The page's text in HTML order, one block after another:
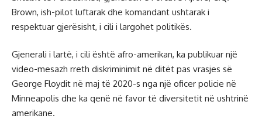
Brown, ish-pilot luftarak dhe komandant ushtarak i
respektuar gjerësisht, i cili i largohet politikës.
Gjenerali i lartë, i cili është afro-amerikan, ka publikuar ​​një
video-mesazh rreth diskriminimit në ditët pas vrasjes së
George Floydit në maj të 2020-s nga një oficer policie në
Minneapolis dhe ka qenë në favor të diversitetit në ushtrinë
amerikane.